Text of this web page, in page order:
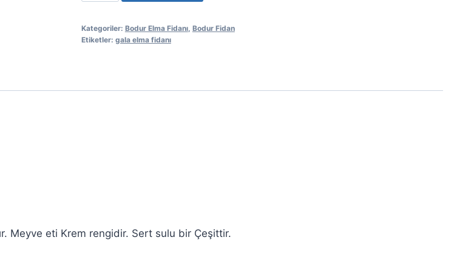
adet
Kategoriler: Bodur Elma Fidanı, Bodur Fidan
Etiketler: gala elma fidanı
Meyve eti Krem rengidir. Sert sulu bir Çeşittir.